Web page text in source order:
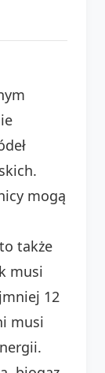
mogą
także
musi
12
musi